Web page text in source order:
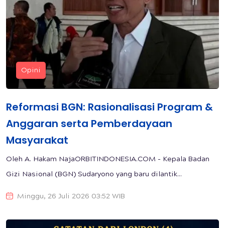
Opini
Reformasi BGN: Rasionalisasi Program &
Anggaran serta Pemberdayaan
Masyarakat
Oleh A. Hakam NajaORBITINDONESIA.COM - Kepala Badan
Gizi Nasional (BGN) Sudaryono yang baru dilantik...
Minggu, 26 Juli 2026 03:52 WIB